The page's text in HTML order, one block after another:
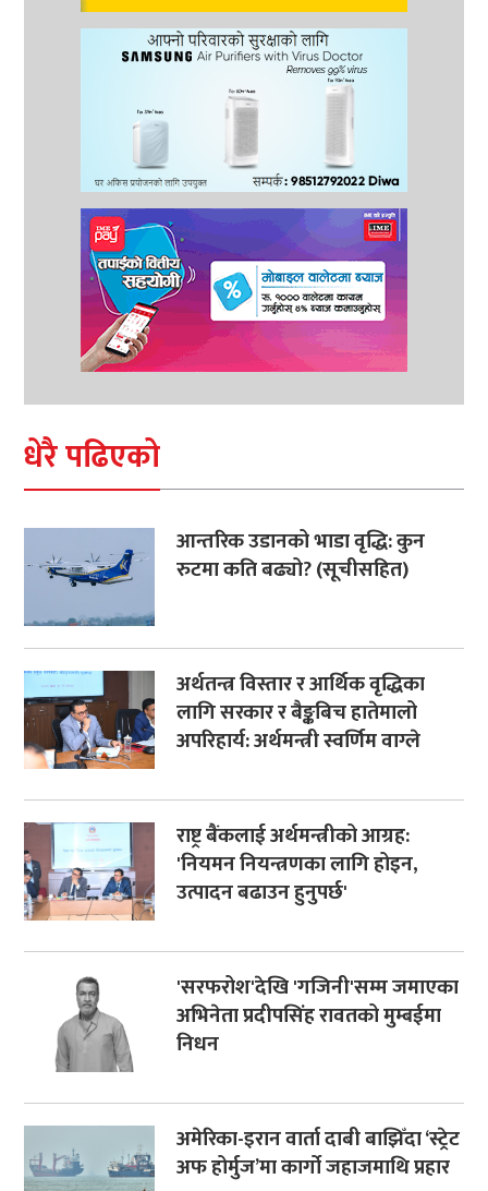
धेरै पढिएको
आन्तरिक उडानको भाडा वृद्धि: कुन
रुटमा कति बढ्यो? (सूचीसहित)
अर्थतन्त्र विस्तार र आर्थिक वृद्धिका
लागि सरकार र बैङ्कबिच हातेमालो
अपरिहार्य: अर्थमन्त्री स्वर्णिम वाग्ले
राष्ट्र बैंकलाई अर्थमन्त्रीको आग्रह:
'नियमन नियन्त्रणका लागि होइन,
उत्पादन बढाउन हुनुपर्छ'
'सरफरोश'देखि 'गजिनी'सम्म जमाएका
अभिनेता प्रदीपसिंह रावतको मुम्बईमा
निधन
अमेरिका-इरान वार्ता दाबी बाझिँदा ‘स्ट्रेट
अफ होर्मुज’मा कार्गो जहाजमाथि प्रहार